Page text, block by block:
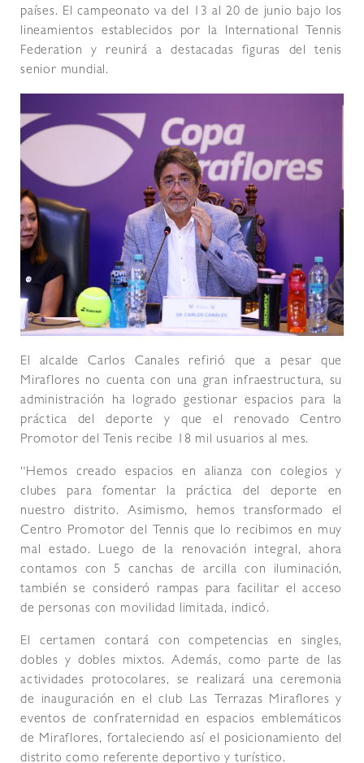
países. El campeonato va del 13 al 20 de junio bajo los
lineamientos establecidos por la International Tennis
Federation y reunirá a destacadas figuras del tenis
senior mundial.
El alcalde Carlos Canales refirió que a pesar que
Miraflores no cuenta con una gran infraestructura, su
administración ha logrado gestionar espacios para la
práctica del deporte y que el renovado Centro
Promotor del Tenis recibe 18 mil usuarios al mes.
“Hemos creado espacios en alianza con colegios y
clubes para fomentar la práctica del deporte en
nuestro distrito. Asimismo, hemos transformado el
Centro Promotor del Tennis que lo recibimos en muy
mal estado. Luego de la renovación integral, ahora
contamos con 5 canchas de arcilla con iluminación,
también se consideró rampas para facilitar el acceso
de personas con movilidad limitada, indicó.
El certamen contará con competencias en singles,
dobles y dobles mixtos. Además, como parte de las
actividades protocolares, se realizará una ceremonia
de inauguración en el club Las Terrazas Miraflores y
eventos de confraternidad en espacios emblemáticos
de Miraflores, fortaleciendo así el posicionamiento del
distrito como referente deportivo y turístico.